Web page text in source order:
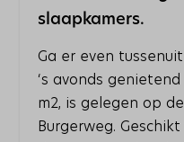
slaapkamers.
Ga er even
‘s avonds
m2, is gelegen op
Burgerweg.